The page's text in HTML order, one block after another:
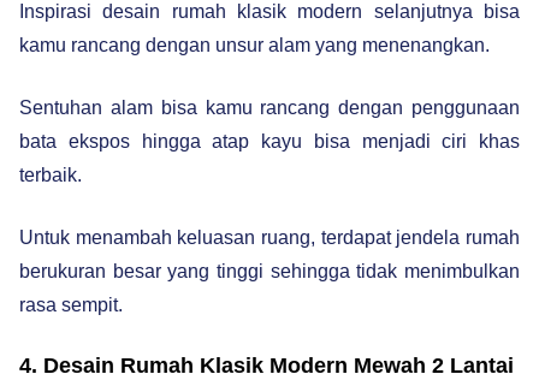
Inspirasi desain rumah klasik modern selanjutnya bisa
kamu rancang dengan unsur alam yang menenangkan.
Sentuhan alam bisa kamu rancang dengan penggunaan
bata ekspos hingga atap kayu bisa menjadi ciri khas
terbaik.
Untuk menambah keluasan ruang, terdapat jendela rumah
berukuran besar yang tinggi sehingga tidak menimbulkan
rasa sempit.
4. Desain Rumah Klasik Modern Mewah 2 Lantai